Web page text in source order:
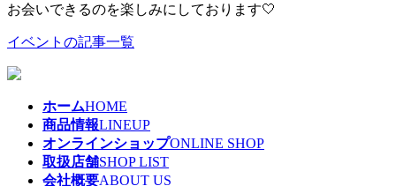
お会いできるのを楽しみにしております🤍
イベントの記事一覧
ホームHOME
商品情報LINEUP
オンラインショップONLINE SHOP
取扱店舗SHOP LIST
会社概要ABOUT US